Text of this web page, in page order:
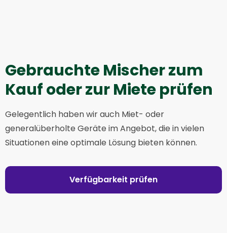
Gebrauchte Mischer zum
Kauf oder zur Miete prüfen
Gelegentlich haben wir auch Miet- oder
generalüberholte Geräte im Angebot, die in vielen
Situationen eine optimale Lösung bieten können.
Verfügbarkeit prüfen